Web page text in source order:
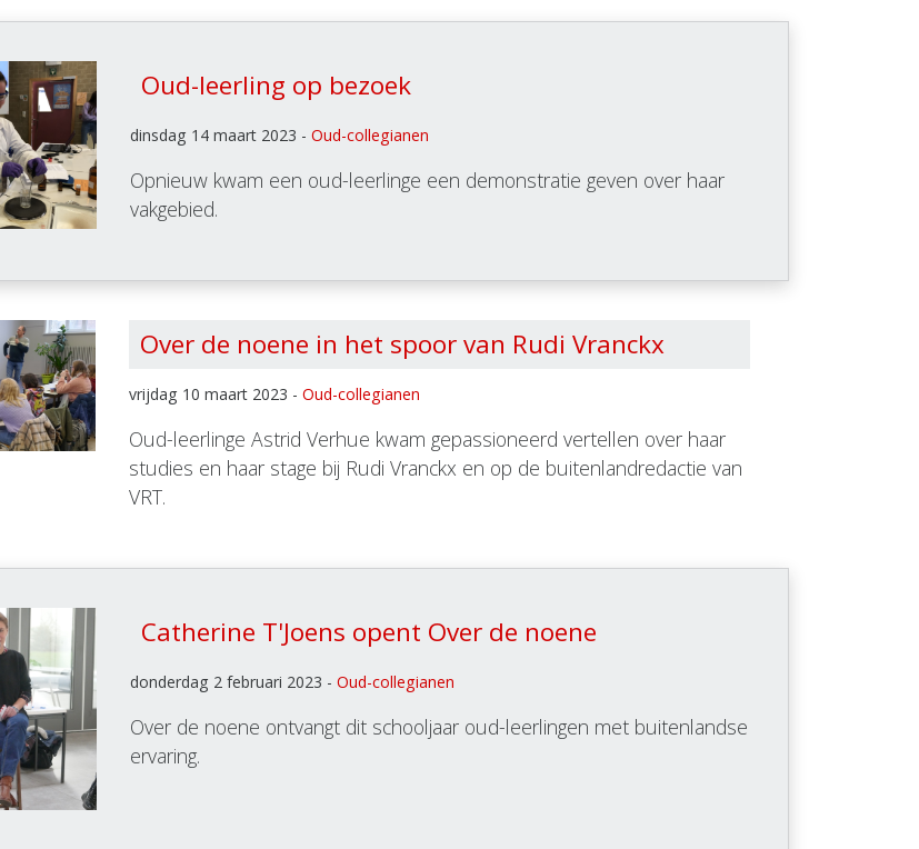
Oud-leerling op bezoek
dinsdag 14 maart 2023 - Oud-collegianen
Opnieuw kwam een oud-leerlinge een demonstratie geven over haar
vakgebied.
Over de noene in het spoor van Rudi Vranckx
vrijdag 10 maart 2023 -Oud-collegianen
Oud-leerlinge Astrid Verhue kwam gepassioneerd vertellen over haar
studies en haar stage bij Rudi Vranckx en op de buitenlandredactie van
VRT.
Catherine T'Joens opent Over de noene
donderdag 2 februari 2023 - Oud-collegianen
Over de noene ontvangt dit schooljaar oud-leerlingen met buitenlandse
ervaring.